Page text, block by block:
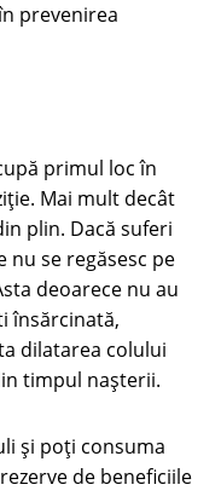
prevenirea
primul loc în
Mai mult decât
plin. Dacă suferi
nu se regăsesc pe
deoarece nu au
însărcinată,
dilatarea colului
timpul nașterii.
și poți consuma
de beneficiile